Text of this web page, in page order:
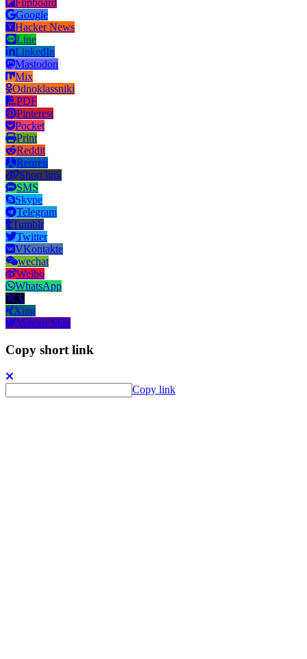
Flipboard
Google
Hacker News
Line
LinkedIn
Mastodon
Mix
Odnoklassniki
PDF
Pinterest
Pocket
Print
Reddit
Renren
Short link
SMS
Skype
Telegram
Tumblr
Twitter
VKontakte
wechat
Weibo
WhatsApp
X
Xing
Yahoo! Mail
Copy short link
Copy link